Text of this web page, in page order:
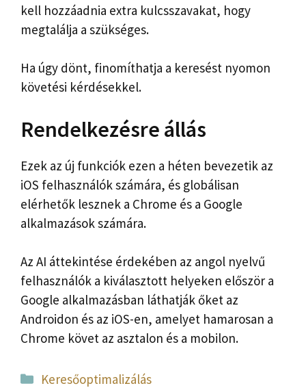
kell hozzáadnia extra kulcsszavakat, hogy
megtalálja a szükséges.
Ha úgy dönt, finomíthatja a keresést nyomon
követési kérdésekkel.
Rendelkezésre állás
Ezek az új funkciók ezen a héten bevezetik az
iOS felhasználók számára, és globálisan
elérhetők lesznek a Chrome és a Google
alkalmazások számára.
Az AI áttekintése érdekében az angol nyelvű
felhasználók a kiválasztott helyeken először a
Google alkalmazásban láthatják őket az
Androidon és az iOS-en, amelyet hamarosan a
Chrome követ az asztalon és a mobilon.
Kategória
Keresőoptimalizálás